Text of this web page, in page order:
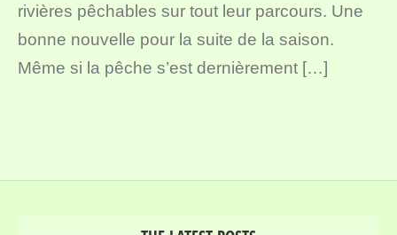
rivières pêchables sur tout leur parcours. Une
bonne nouvelle pour la suite de la saison.
Même si la pêche s’est dernièrement […]